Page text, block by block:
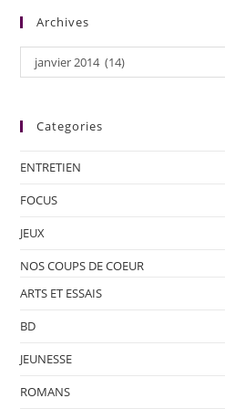
Archives
janvier 2014 (14)
Categories
ENTRETIEN
FOCUS
JEUX
NOS COUPS DE COEUR
ARTS ET ESSAIS
BD
JEUNESSE
ROMANS